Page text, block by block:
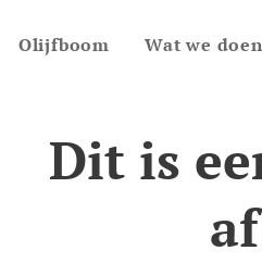
Olijfboom Wat we doen
Dit is